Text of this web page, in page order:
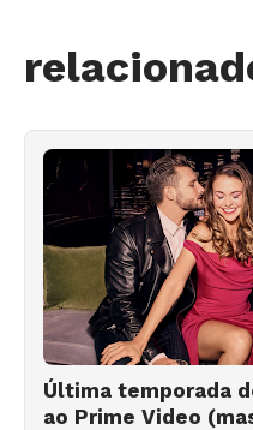
Última temporada
ao Prime Video